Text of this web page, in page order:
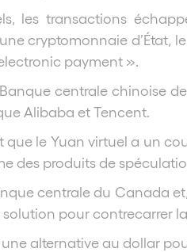
les transactions
cryptomonnaie d’État,
payment ».
centrale chinoise
Alibaba et Tencent.
le Yuan virtuel a un
des produits de
centrale du Canada
pour contrecarrer
alternative au dollar